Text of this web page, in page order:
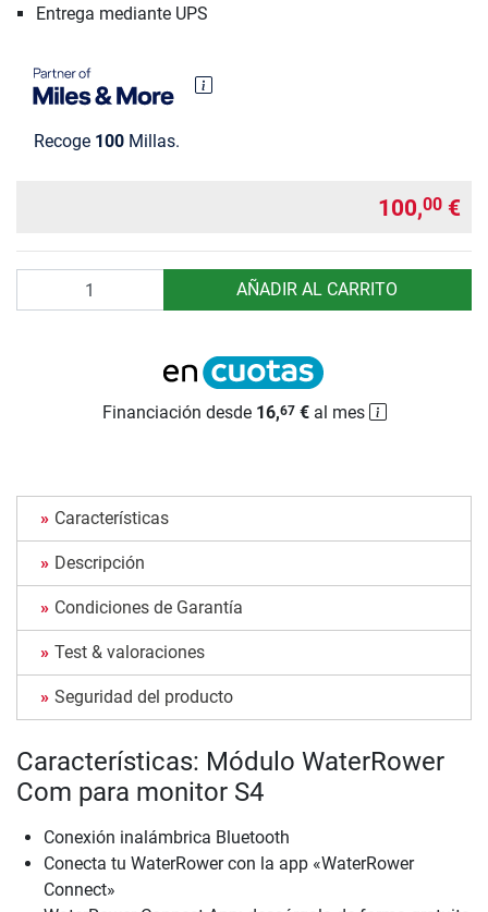
Entrega mediante UPS
Recoge 100 Millas.
100,00 €
AÑADIR AL CARRITO
Financiación desde 16,67€al mes
Características
Descripción
Condiciones de Garantía
Test & valoraciones
Seguridad del producto
Características: Módulo WaterRower
Com para monitor S4
Conexión inalámbrica Bluetooth
Conecta tu WaterRower con la app «WaterRower
Connect»